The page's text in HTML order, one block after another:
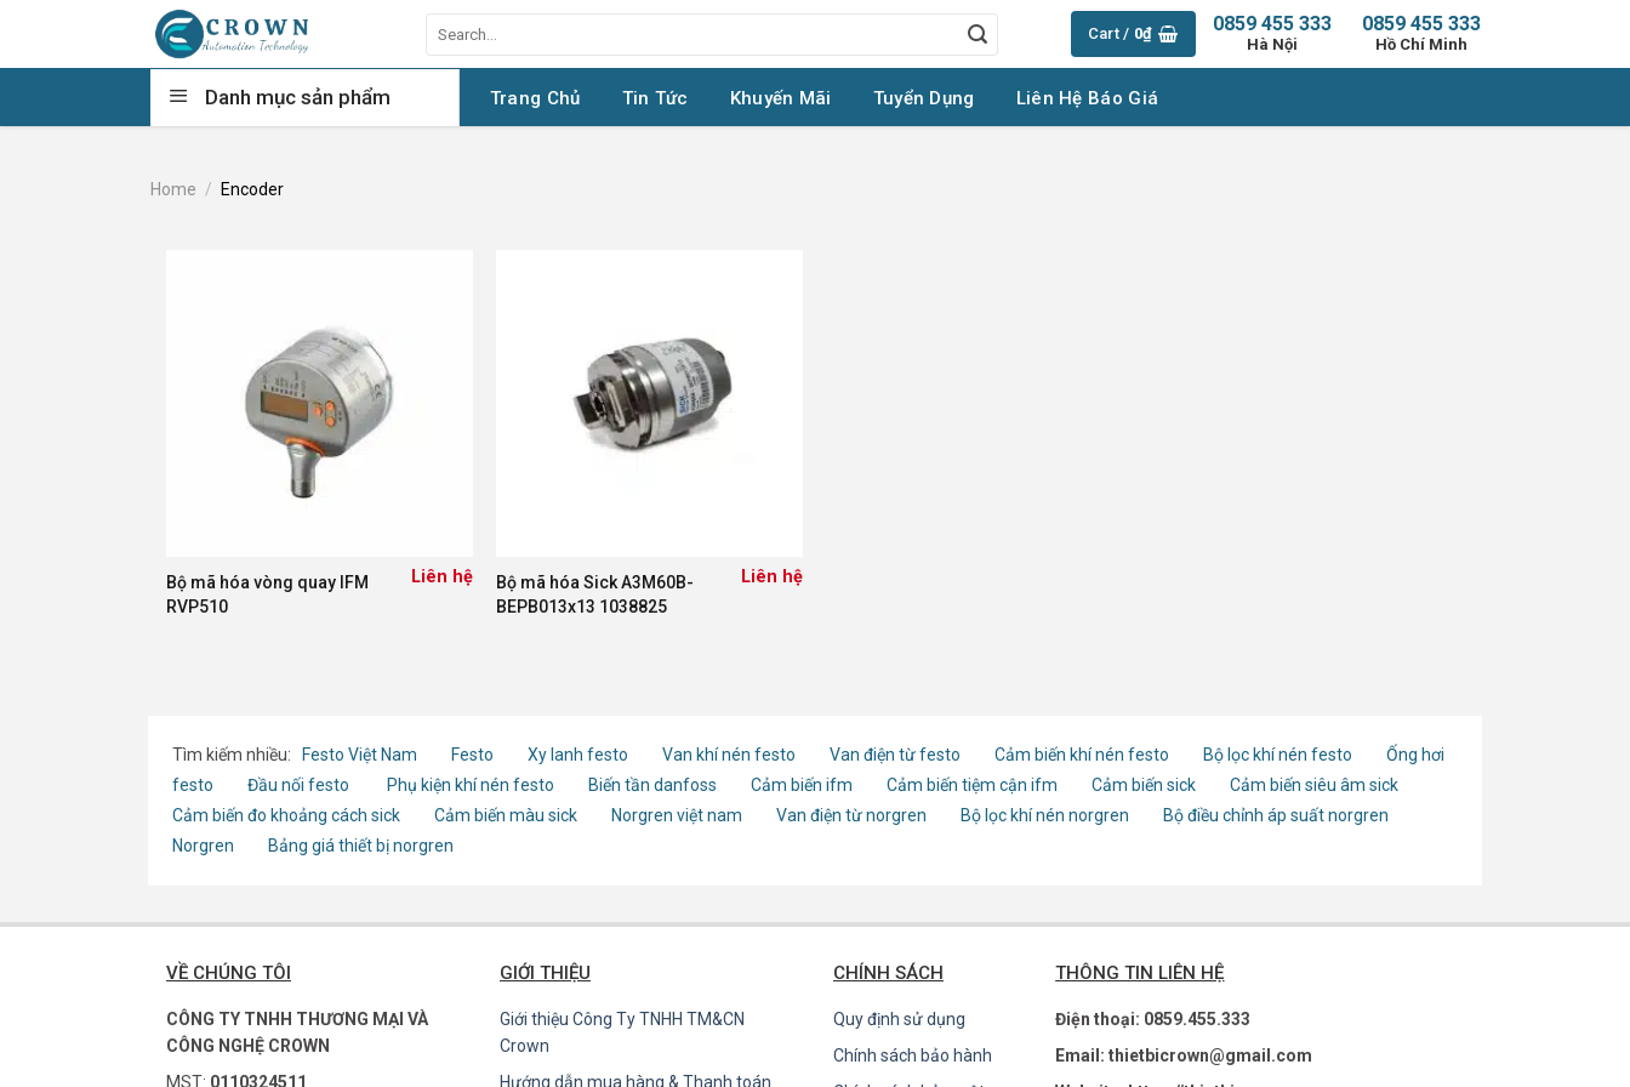
content
for:
Cart / 0₫ 0859 455 333
Hồ Chí Minh
0859 455 333
Hà Nội
Danh mục sản phẩm Trang Chủ Tin Tức Khuyến Mãi Tuyển Dụng Liên Hệ Báo Giá
Home / Encoder
Bộ mã hóa vòng quay IFM
RVP510
Liên hệ
Bộ mã hóa Sick A3M60B-
BEPB013x13 1038825
Liên hệ
Tìm kiếm nhiều: Festo Việt Nam Festo Xy lanh festo Van khí nén festo Van điện từ festo Cảm biến khí nén festo Bộ lọc khí nén festo
Ống hơi
festo
Đầu nối festo Phụ kiện khí nén festo Biến tần danfoss Cảm biến ifm Cảm biến tiệm cận ifm Cảm biến sick
Cảm biến siêu âm sick
Cảm biến đo khoảng cách sick
Cảm biến màu sick Norgren việt nam Van điện từ norgren Bộ lọc khí nén norgren
Bộ điều chỉnh áp suất norgren
Norgren
Bảng giá thiết bị norgren
VỀ CHÚNG TÔI
CÔNG TY TNHH THƯƠNG MẠI VÀ
CÔNG NGHỆ CROWN
MST: 0110324511
GIỚI THIỆU
Giới thiệu Công Ty TNHH TM&CN
Crown
Hướng dẫn mua hàng & Thanh toán
CHÍNH SÁCH
Quy định sử dụng
Chính sách bảo hành
THÔNG TIN LIÊN HỆ
Điện thoại: 0859.455.333
Email: thietbicrown@gmail.com